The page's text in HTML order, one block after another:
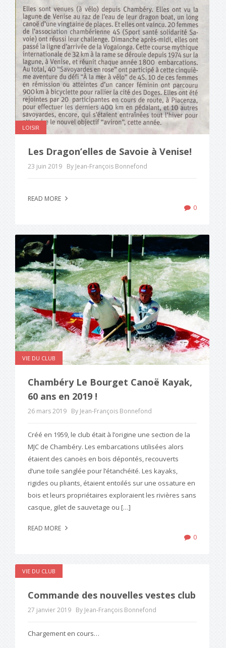
LOISIR
Les Dragon’elles de Savoie à Venise!
23 juin 2019 By Jean-François Bonnefond
READ MORE
0
VIE DU CLUB
Chambéry Le Bourget Canoë Kayak,
60 ans en 2019 !
26 mars 2019 By Jean-François Bonnefond
Créé en 1959, le club était à l’origine une section de la
MJC de Chambéry. Les embarcations utilisées alors
étaient des canoës en bois dépontés, recouverts
d’une toile sanglée pour l’étanchéité. Les kayaks,
rigides ou pliants, étaient entoilés sur une ossature en
bois et leurs propriétaires exploraient les rivières sans
casque, gilet de sauvetage ou […]
READ MORE
0
VIE DU CLUB
Commande des nouvelles vestes club
27 janvier 2019 By Jean-François Bonnefond
Chargement en cours…